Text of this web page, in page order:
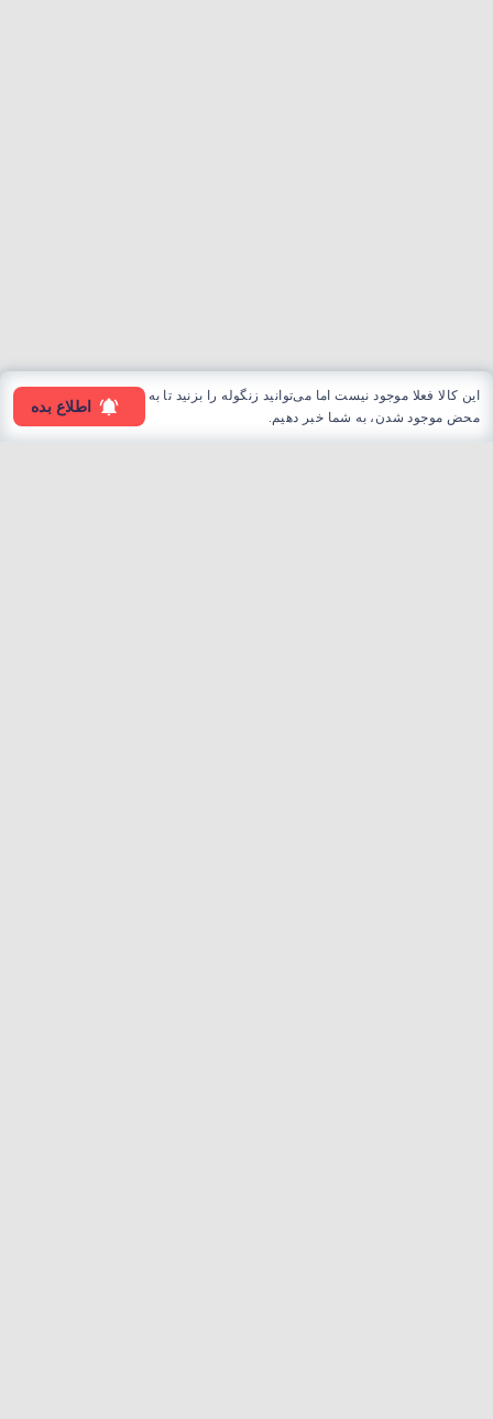
این کالا فعلا موجود نیست اما می‌توانید زنگوله را بزنید تا به
محض موجود شدن، به شما خبر دهیم.
اطلاع بده